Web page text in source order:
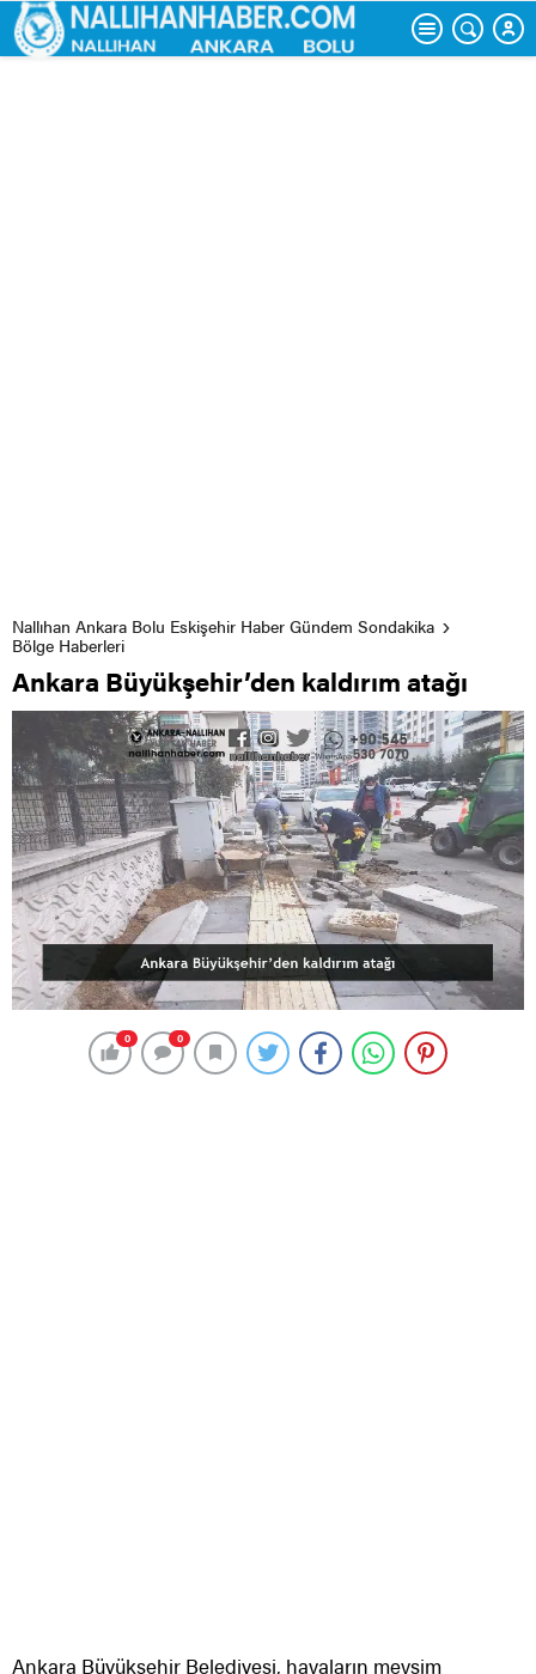
Nallıhan Ankara Bolu Eskişehir Haber Gündem Sondakika
Bölge Haberleri
Ankara Büyükşehir’den kaldırım atağı
0 0
Ankara Büyükşehir Belediyesi, havaların mevsim